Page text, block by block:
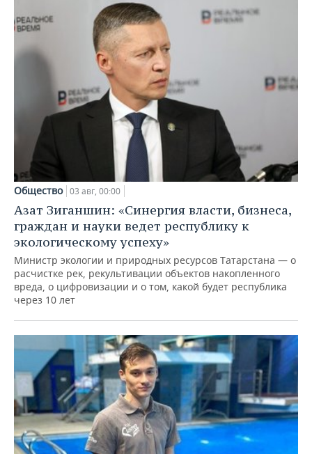
Общество 03 авг, 00:00
Азат Зиганшин: «Синергия власти, бизнеса,
граждан и науки ведет республику к
экологическому успеху»
Министр экологии и природных ресурсов Татарстана — о
расчистке рек, рекультивации объектов накопленного
вреда, о цифровизации и о том, какой будет республика
через 10 лет